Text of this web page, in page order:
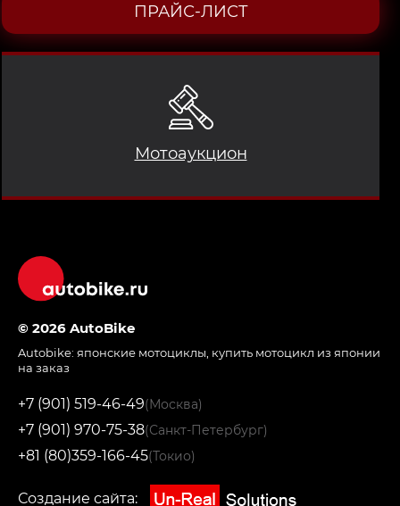
Мотоаукцион
ПРАЙС-ЛИСТ
© 2026 AutoBike
Autobike: японские мотоциклы купить мотоцикл из японии
на заказ
+7 (901) 519-46-49(Москва)
+7 (901) 970-75-38(Санкт-Петербург)
+81 (80)359-166-45(Токио)
Создание сайта: